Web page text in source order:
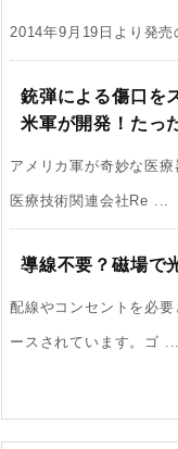
2014年9月19日より発
銃弾による傷口を
米軍が開発！たっ
アメリカ軍が奇妙な医
医療技術関連会社Re ...
導線不要？磁場で
配線やコンセントを必
ースされています。ゴ ...